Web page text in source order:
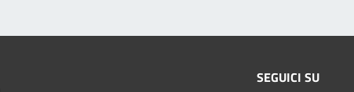
SEGUICI SU